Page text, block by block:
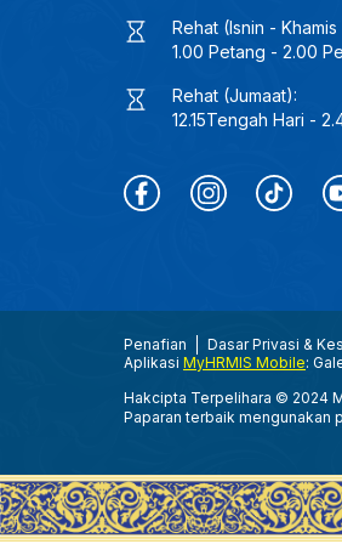
Rehat (Isnin - Khamis
1.00 Petang - 2.00
Rehat (Jumaat):
12.15Tengah Hari -
Penafian Dasar Privasi &
Aplikasi MyHRMIS Mobile:
Hakcipta Terpelihara © 2024
Paparan terbaik mengunakan